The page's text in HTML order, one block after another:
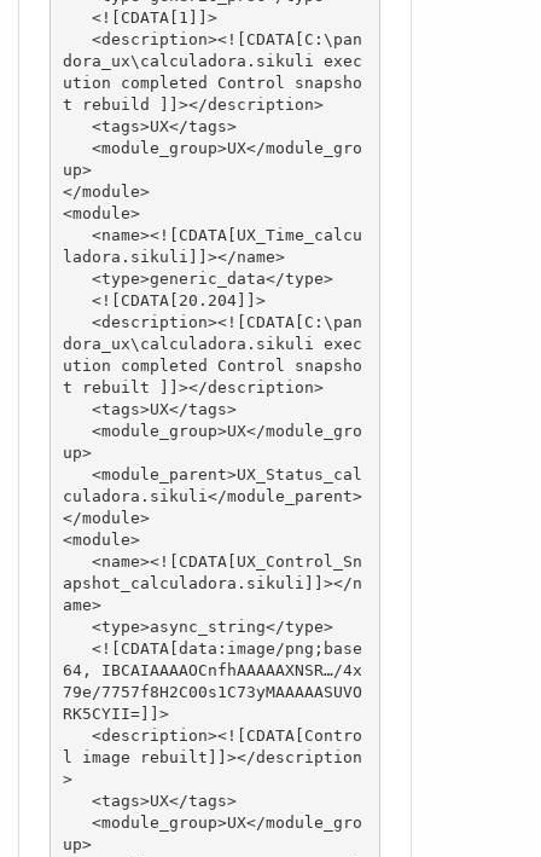
dora_ux\calculadora.sikuli exec
ution completed Control snapsho
t rebuild ]]></description>
up>
</module>
<module>
ladora.sikuli]]></name>
dora_ux\calculadora.sikuli exec
ution completed Control snapsho
t rebuilt ]]></description>
up>
culadora.sikuli</module_parent>
</module>
<module>
apshot_calculadora.sikuli]]></n
ame>
64, IBCAIAAAAOCnfhAAAAAXNSR…/4x
79e/7757f8H2C00s1C73yMAAAAASUVO
RK5CYII=]]>
l image rebuilt]]></description
>
up>